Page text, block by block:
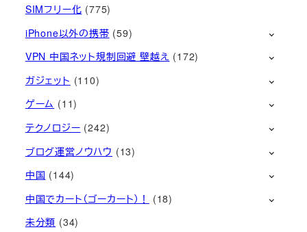
SIMフリー化 (775)
iPhone以外の携帯 (59)
VPN 中国ネット規制回避 壁越え (172)
ガジェット (110)
ゲーム (11)
テクノロジー (242)
ブログ運営ノウハウ (13)
中国 (144)
中国でカート（ゴーカート）！
(18)
未分類 (34)